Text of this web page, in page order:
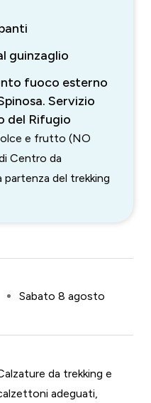
guinzaglio
fuoco esterno
Servizio
del Rifugio
e frutto (NO
Centro da
del trekking
Sabato 8 agosto
da trekking e
adeguati,